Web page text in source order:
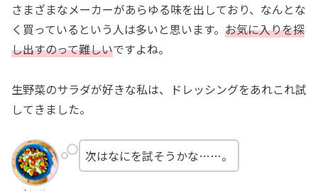
さまざまなメーカーがあらゆる味を出しており、なんとな
く買っているという人は多いと思います。 お気に入りを探
し出すのって難しいですよね。
生野菜のサラダが好きな私は、ドレッシングをあれこれ試
してきました。
次はなにを試そうかな……。